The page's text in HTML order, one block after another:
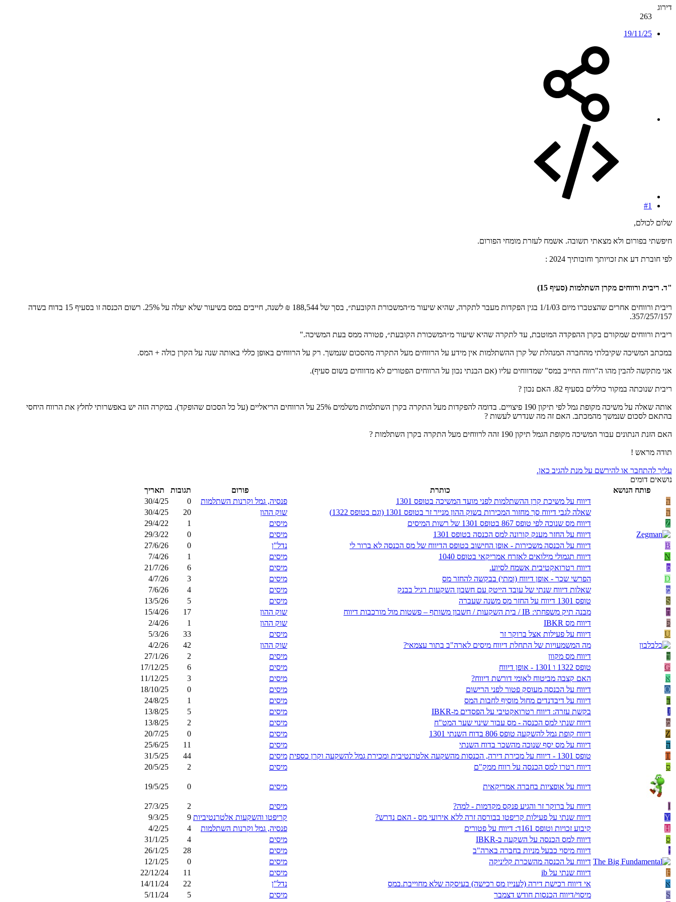
דירוג
263
19/11/25
#1
שלום לכולם,
חיפשתי בפורום ולא מצאתי תשובה. אשמח לעזרת מומחי הפורום.
לפי חוברת דע את זכויותך וחובותיך 2024 :
"ד. ריבית ורווחים מקרן השתלמות (סעיף 15)​
ריבית ורווחים אחרים שהצטברו מיום 1/1/03 בגין הפקדות מעבר לתקרה, שהיא שיעור מ״המשכורת הקובעת״, בסך של 188,544 ₪ לשנה, חייבים במס בשיעור שלא יעלה על 25%. רשום הכנסה זו בסעיף 15 בדוח בשדה
357/257/157.
ריבית ורווחים שמקורם בקרן ההפקדה המוטבת, עד לתקרה שהיא שיעור מ״המשכורת הקובעת״, פטורה ממס בעת המשיכה."
במכתב המשיכה שקיבלתי מהחברה המנהלת של קרן ההשתלמות אין מידע על הרווחים מעל התקרה מהסכום שנמשך. רק על הרווחים באופן כללי באותה שנה על הקרן כולה + המס.
אני מתקשה להבין מהו ה"רווח החייב במס" שמדווחים עליו (אם הבנתי נכון על הרווחים הפטורים לא מדווחים בשום סעיף).
ריבית שנוכתה במקור כוללים בסעיף 82. האם נכון ?
אותה שאלה על משיכה מקופת גמל לפי תיקון 190 פיצויים. בדומה להפקדות מעל התקרה בקרן השתלמות משלמים 25% על הרווחים הריאליים (על כל הסכום שהופקד). במקרה הזה יש באפשרותי לחלץ את הרווח היחסי
בהתאם לסכום שנמשך מהמכתב. האם זה מה שנדרש לעשות ?
האם הזנת הנתונים עבור המשיכה מקופת הגמל תיקון 190 זהה לרווחים מעל התקרה בקרן השתלמות ?
תודה מראש !
עליך להתחבר או להירשם על מנת להגיב כאן.
נושאים דומים
פותח הנושא
כותרת פורום תגובות
תאריך
ה
דיווח על משיכת קרן ההשתלמות לפני מועד המשיכה בטופס 1301 פנסיה, גמל וקרנות השתלמות 0
30/4/25
ה
שאלה לגבי דיווח סך מחזור המכירות בשוק ההון מנייר זר בטופס 1301 (וגם בטופס 1322) שוק ההון 20
30/4/25
Z
דיווח מס שנוכה לפי טופס 867 בטופס 1301 של רשות המיסים מיסים 1
29/4/22
דיווח על החזר מענק קורונה למס הכנסה בטופס 1301
מיסים 0
29/3/22
B
דיווח על הכנסה משכירות - אופן החישוב בטופס הדיווח של מס הכנסה לא ברור לי נדל"ן 0
27/6/26
N
דיווח תגמולי מילואים לאזרח אמריקאי בטופס 1040 מיסים 1
7/4/26
פ
דיווח רטרואקטיבית אשמח לסיוע. מיסים 6
21/7/26
D
הפרשי שכר - אופן דיווח (ומתי) בבקשה להחזר מס מיסים 3
4/7/26
מ
שאלות דיווח שנתי של עובד הייטק עם חשבון השקעות רגיל בבנק מיסים 4
7/6/26
S
טופס 1301 דיווח על החזר מס משנה שעברה מיסים 5
13/5/26
ח
מבנה תיק משפחתי: IB / בית השקעות / חשבון משותף – פשטות מול מורכבות דיווח שוק ההון 17
15/4/26
פ
דיווח מס IBKR שוק ההון 1
2/4/26
U
דיווח על פעילות אצל ברוקר זר מיסים 33
5/3/26
מה המשמעויות של התחלת דיווח מיסים לארה"ב בתור עצמאי?
שוק ההון 42
4/2/26
ד
דיווח מס מקוון מיסים 2
27/1/26
G
טופס 1322 ו 1301 - אופן דיווח מיסים 6
17/12/25
א
האם קצבה מביטוח לאומי דורשת דיווח? מיסים 3
11/12/25
O
דיווח על הכנסה מעוסק פטור לפני הרישום מיסים 0
18/10/25
ד
דיווח על דיבדנדים מחול מוסיף לחבות המס מיסים 1
24/8/25
J
בקשת עזרה: דיווח רטרואקטיבי על הפסדים מ-IBKR מיסים 5
13/8/25
מ
דיווח שנתי למס הכנסה - מס עבור שינוי שער המט"ח מיסים 2
13/8/25
Z
דיווח קופת גמל להשקעה טופס 806 בדוח השנתי 1301 מיסים 0
20/7/25
ה
דיווח על מס יסף שנוכה מהשכר בדוח השנתי מיסים 11
25/6/25
T
טופס 1301 - דיווח על מכירת דירה, הכנסות מהשקעה אלטרנטיבית ומכירת גמל להשקעה וקרן כספית מיסים 44
31/5/25
ס
דיווח רטרו למס הכנסה על רווח ממק"ם מיסים 2
20/5/25
דיווח על אופציות בחברה אמריקאית מיסים 0
19/5/25
I דיווח על ברוקר זר והגיע פנקס מקדמות - למה? מיסים 2
27/3/25
Y
דיווח שנתי על פעילות קריפטו בבורסה זרה ללא אירועי מס - האם נדרש? קריפטו והשקעות אלטרנטיביות 9
9/3/25
H
קיבוע זכויות וטופס 161ד: דיווח על פטורים פנסיה, גמל וקרנות השתלמות 4
4/2/25
ס
דיווח למס הכנסה על השקעה ב-IBKR מיסים 4
31/1/25
י
דיווח מיסוי כבעל מניות בחברה בארה"ב מיסים 28
26/1/25
דיווח על הכנסה מהשכרת קליניקה
מיסים 0
12/1/25
F
דיווח שנתי על ib מיסים 11
22/12/24
א
אי דיווח רכישת דירה (לעניין מס רכישה) בעיסקה שלא מחוייבת.במס נדל"ן 22
14/11/24
S
מיסוי/דיווח הכנסות חודש דצמבר מיסים 5
5/11/24